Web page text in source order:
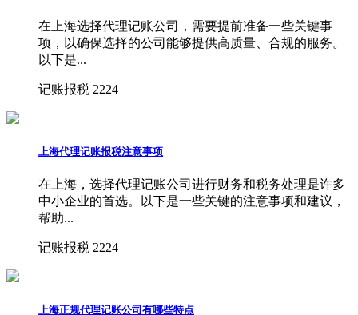
在上海选择代理记账公司，需要提前准备一些关键事
项，以确保选择的公司能够提供高质量、合规的服务。
以下是...
记账报税 2224
上海代理记账报税注意事项
在上海，选择代理记账公司进行财务和税务处理是许多
中小企业的首选。以下是一些关键的注意事项和建议，
帮助...
记账报税 2224
上海正规代理记账公司有哪些特点